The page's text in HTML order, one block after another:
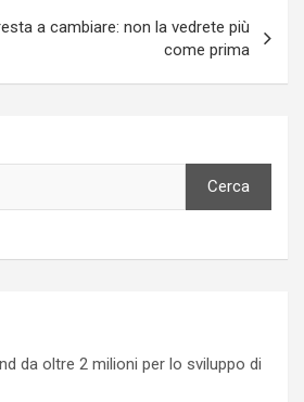
a cambiare: non la vedrete più
come prima
Cerca
da oltre 2 milioni per lo sviluppo di